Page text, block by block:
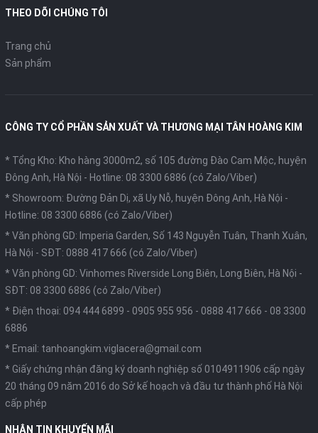
THEO DÕI CHÚNG TÔI
Trang chủ
Sản phẩm
CÔNG TY CỔ PHẦN SẢN XUẤT VÀ THƯƠNG MẠI TÂN HOÀNG KIM
* Tổng Kho: Kho hàng 3000m2, số 105 đường Đào Cam Mộc, huyện
Đông Anh, Hà Nội - Hotline: 08 3300 6886 (có Zalo/Viber)
* Showroom: Đường Đản Dị, xã Uy Nỗ, huyện Đông Anh, Hà Nội -
Hotline: 08 3300 6886 (có Zalo/Viber)
* Văn phòng GD: Imperia Garden, Số 143 Nguyễn Tuân, Thanh Xuân,
Hà Nội - SĐT: 0888 417 666 (có Zalo/Viber)
* Văn phòng GD: Vinhomes Riverside Long Biên, Long Biên, Hà Nội -
SĐT: 08 3300 6886 (có Zalo/Viber)
* Điện thoại: 094 444 6899 - 0905 955 956 - 0888 417 666 - 08 3300
6886
* Email: tanhoangkim.viglacera@gmail.com
* Giấy chứng nhận đăng ký doanh nghiệp số 0104911906 cấp ngày
20 tháng 09 năm 2016 do Sở kế hoạch và đầu tư thành phố Hà Nội
cấp phép
NHẬN TIN KHUYẾN MÃI